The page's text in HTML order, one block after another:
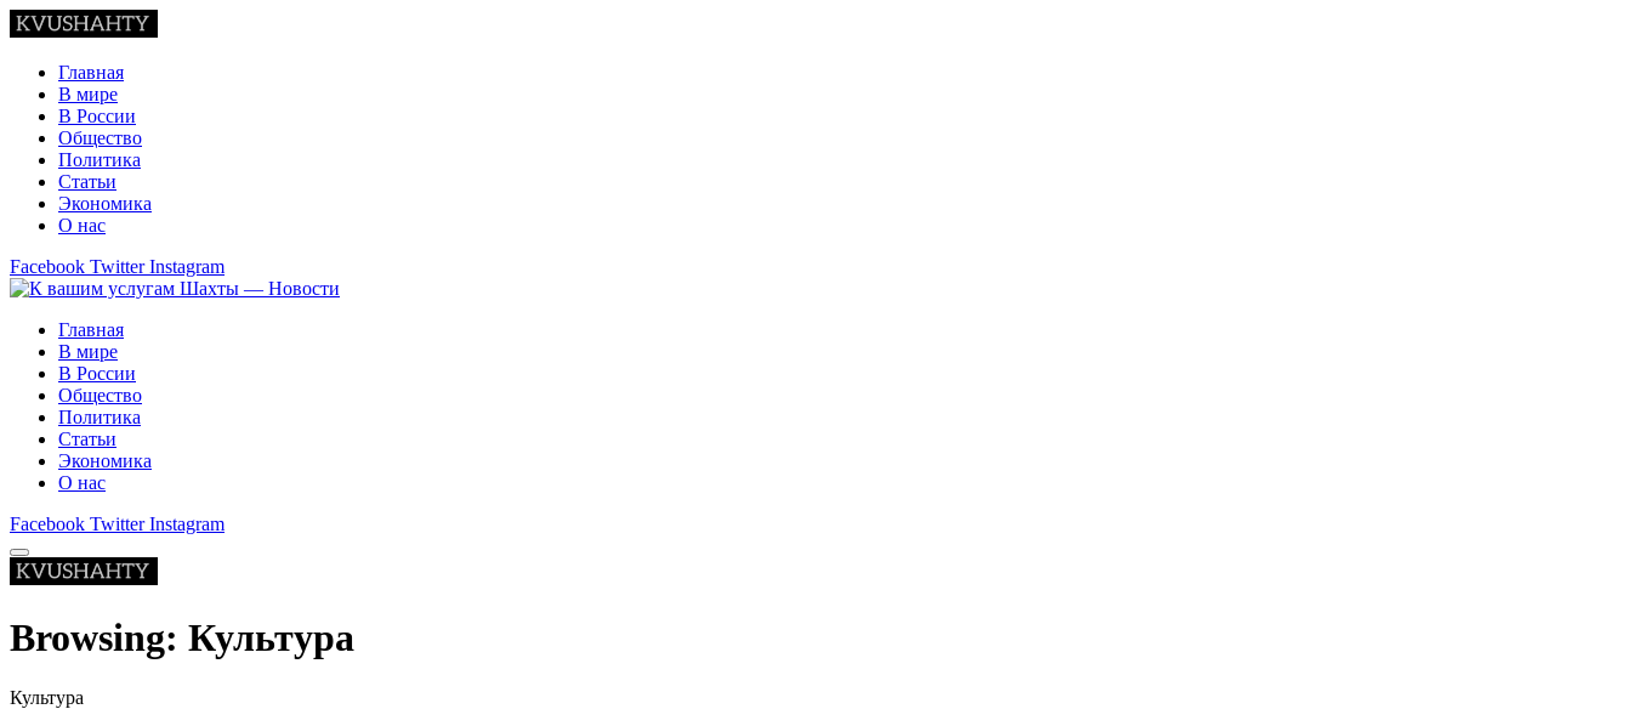
Главная
В мире
В России
Общество
Политика
Статьи
Экономика
О нас
Facebook Twitter Instagram
Главная
В мире
В России
Общество
Политика
Статьи
Экономика
О нас
Facebook Twitter Instagram
Browsing: Культура
Культура